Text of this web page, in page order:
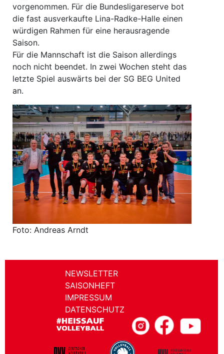
vorgenommen. Für die Bundesligareserve bot
die fast ausverkaufte Lina-Radke-Halle einen
würdigen Rahmen für eine herausragende
Saison.
Für die Mannschaft ist die Saison allerdings
noch nicht beendet. In zwei Wochen steht das
letzte Spiel auswärts bei der SG BEG United
an.
Foto: Andreas Arndt
NEWSLETTER
SAISONHEFT
IMPRESSUM
DATENSCHUTZ